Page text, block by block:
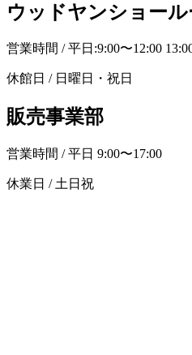
ウッドヤンショール
営業時間 / 平日:9:00〜12:00
休館日 / 日曜日・祝日
販売事業部
営業時間 / 平日 9:00〜17:00
休業日 / 土日祝